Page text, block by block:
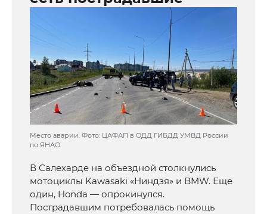
Место аварии. Фото: ЦАФАП в ОДД ГИБДД УМВД России
по ЯНАО.
В Салехарде на объездной столкнулись
мотоциклы Kawasaki «Ниндзя» и BMW. Еще
один, Honda — опрокинулся.
Пострадавшим потребовалась помощь